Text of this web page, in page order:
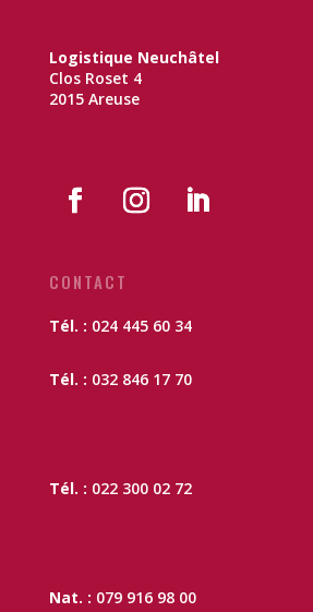
Logistique Neuchâtel
Clos Roset 4
2015 Areuse
CONTACT
Tél. : 024 445 60 34
Tél. : 032 846 17 70
Tél. : 022 300 02 72
Nat. : 079 916 98 00